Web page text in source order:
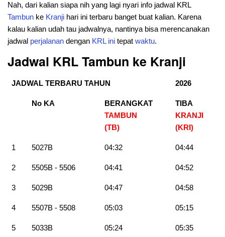
Nah, dari kalian siapa nih yang lagi nyari info jadwal KRL
Tambun ke Kranji hari ini terbaru banget buat kalian. Karena
kalau kalian udah tau jadwalnya, nantinya bisa merencanakan
jadwal perjalanan dengan KRL ini tepat waktu.
Jadwal KRL Tambun ke Kranji
JADWAL TERBARU TAHUN 2026
No KA
BERANGKAT
TAMBUN
(TB)
TIBA
KRANJI
(KRI)
1 5027B 04:32 04:44
2 5505B - 5506 04:41 04:52
3 5029B 04:47 04:58
4 5507B - 5508 05:03 05:15
5 5033B 05:24 05:35